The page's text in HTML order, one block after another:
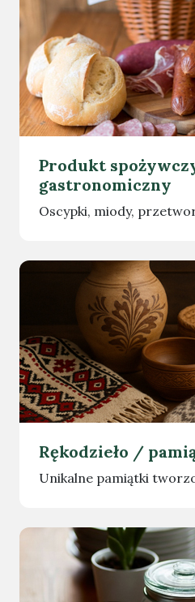
Produkt
gastronomiczny
Oscypki, miody,
Rękodzieło /
Unikalne pamiątki